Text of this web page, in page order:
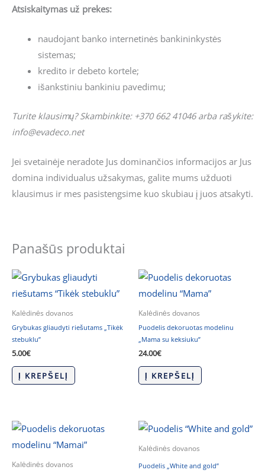
Atsiskaitymas už prekes:
naudojant banko internetinės bankininkystės
sistemas;
kredito ir debeto kortele;
išankstiniu bankiniu pavedimu;
Turite klausimų? Skambinkite: +370 662 41046 arba rašykite:
info@evadeco.net
Jei svetainėje neradote Jus dominančios informacijos ar Jus
domina individualus užsakymas, galite mums užduoti
klausimus ir mes pasistengsime kuo skubiau į juos atsakyti.
Panašūs produktai
Kalėdinės dovanos
Grybukas gliaudyti riešutams „Tikėk
stebuklu”
5.00€
Į KREPŠELĮ
Kalėdinės dovanos
Puodelis dekoruotas modelinu
„Mama su keksiuku”
24.00€
Į KREPŠELĮ
Kalėdinės dovanos
Kalėdinės dovanos
Puodelis „White and gold”